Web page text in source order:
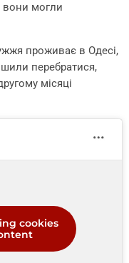
вони могли
проживає в Одесі,
перебратися,
місяці
cookies